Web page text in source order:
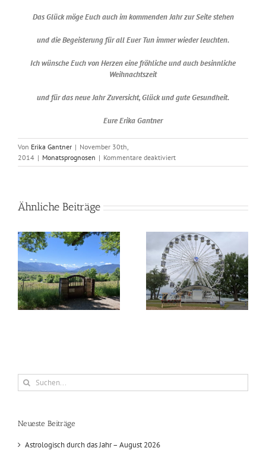
Das Glück möge Euch auch im kommenden Jahr zur Seite stehen
und die Begeisterung für all Euer Tun immer wieder leuchten.
Ich wünsche Euch von Herzen eine fröhliche und auch besinnliche
Weihnachtszeit
und für das neue Jahr Zuversicht, Glück und gute Gesundheit.
Eure Erika Gantner
Von Erika Gantner | November 30th,
2014 | Monatsprognosen | Kommentare deaktiviertfür
Astrologisch
–
2014
Ähnliche Beiträge
Astrologisch durch das
Jahr – Juli 2026
Astrologisch durch das
Jahr – Juni 2026
Suche
nach:
Neueste Beiträge
Astrologisch durch das Jahr – August 2026